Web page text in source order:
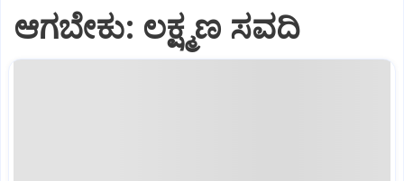
ಆಗಬೇಕು: ಲಕ್ಷ್ಮಣ ಸವದಿ